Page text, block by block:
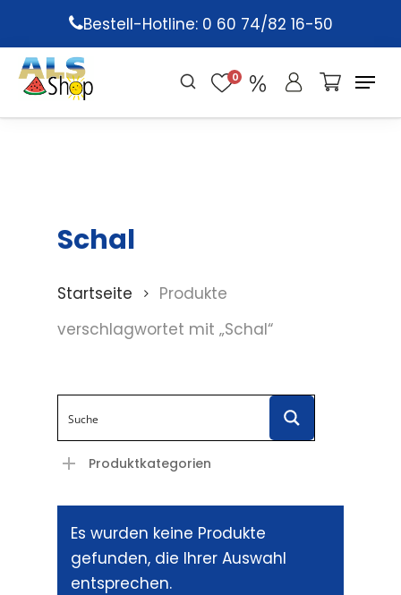
main
content
Bestell-Hotline: 0 60 74/82 16-50
0
Schal
Startseite
Produkte
verschlagwortet mit „Schal“
Produktkategorien
Es wurden keine Produkte
gefunden, die Ihrer Auswahl
entsprechen.